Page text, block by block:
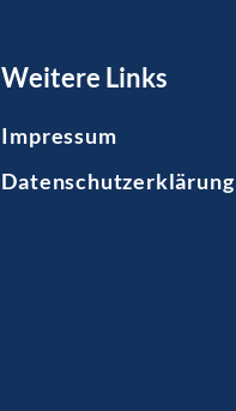
Weitere Links
Impressum
Datenschutzerklärung